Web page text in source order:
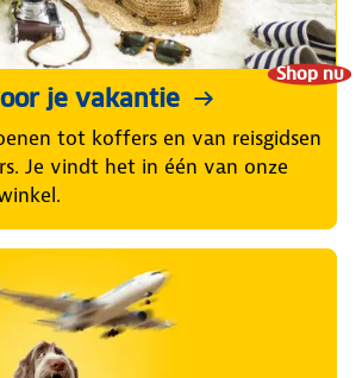
Shop nu
je vakantie
tot koffers en van reisgidsen
Je vindt het in één van onze